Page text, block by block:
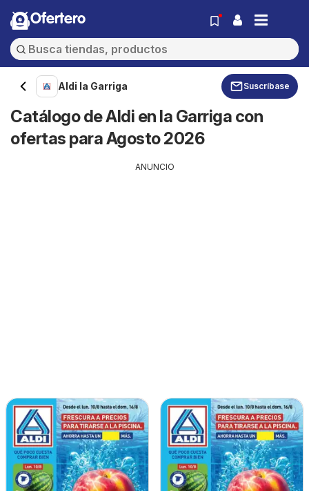
Ofertero
Aldi la Garriga Suscríbase
Catálogo de Aldi en la Garriga con
ofertas para Agosto 2026
ANUNCIO